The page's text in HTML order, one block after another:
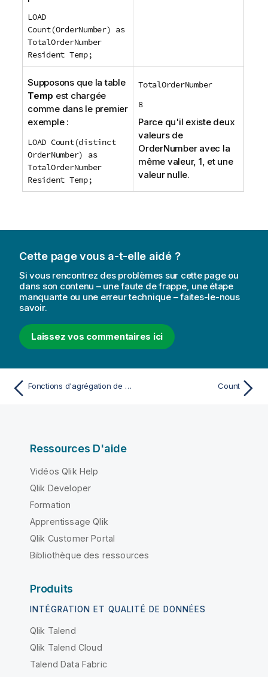
LOAD
Count(OrderNumber) as
TotalOrderNumber
Resident Temp;
Supposons que la table
Temp est chargée
comme dans le premier
exemple :
LOAD Count(distinct
OrderNumber) as
TotalOrderNumber
Resident Temp;
TotalOrderNumber
8
Parce qu'il existe deux
valeurs de
OrderNumberavec la
même valeur, 1, et une
valeur nulle.
Cette page vous a-t-elle aidé ?
Si vous rencontrez des problèmes sur cette page ou
dans son contenu – une faute de frappe, une étape
manquante ou une erreur technique – faites-le-nous
savoir.
Laissez vos commentaires ici
Fonctions d'agrégation de décompte Count
Ressources D'aide
Vidéos Qlik Help
Qlik Developer
Formation
Apprentissage Qlik
Qlik Customer Portal
Bibliothèque des ressources
Produits
INTÉGRATION ET QUALITÉ DE DONNÉES
Qlik Talend
Qlik Talend Cloud
Talend Data Fabric